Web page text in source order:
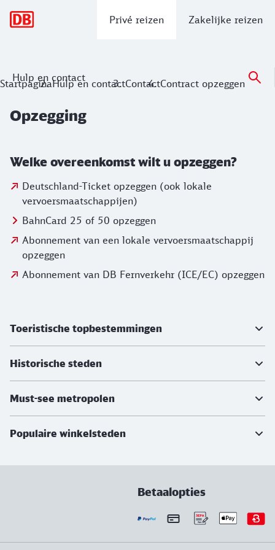
Privé reizen Zakelijke reizen
Hulp en contact
Opzegging
StartpaginaHulp en contactContactContract opzeggen
Opzegging
Welke overeenkomst wilt u opzeggen?
Deutschland-Ticket opzeggen (ook lokale
vervoersmaatschappijen)
BahnCard 25 of 50 opzeggen
Abonnement van een lokale vervoersmaatschappij
opzeggen
Abonnement van DB Fernverkehr (ICE/EC) opzeggen
Toeristische topbestemmingen
Historische steden
Must-see metropolen
Populaire winkelsteden
Betaalopties